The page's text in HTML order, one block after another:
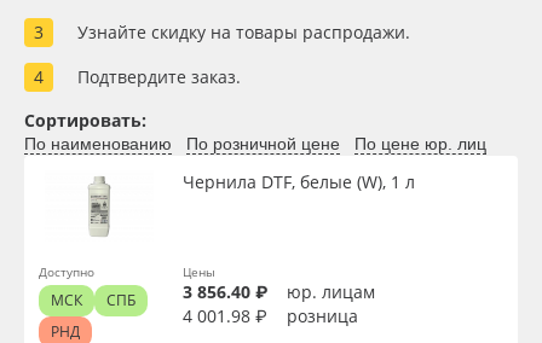
Оборудование и инструмент
Новинки ассортимента
Oracal 641
Orajet 3640
Плёнка монтажная Oratape
ПЭТ листовой
Узнайте скидку на товары распродажи.
Подтвердите заказ.
Сортировать:
По наименованию По розничной цене По цене юр. лиц
Чернила DTF, белые (W), 1 л
Цены
3 856.40 ₽
юр. лицам
4 001.98 ₽
розница
Доступно
МСК
СПБ
РНД